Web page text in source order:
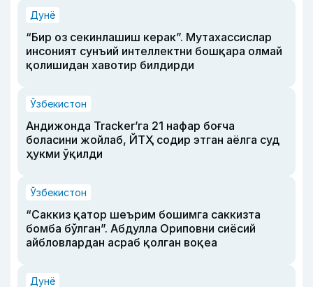
Дунё
“Бир оз секинлашиш керак”. Мутахассислар
инсоният сунъий интеллектни бошқара олмай
қолишидан хавотир билдирди
Ўзбекистон
Андижонда Tracker’га 21 нафар боғча
боласини жойлаб, ЙТҲ содир этган аёлга суд
ҳукми ўқилди
Ўзбекистон
“Саккиз қатор шеърим бошимга саккизта
бомба бўлган”. Абдулла Ориповни сиёсий
айбловлардан асраб қолган воқеа
Дунё